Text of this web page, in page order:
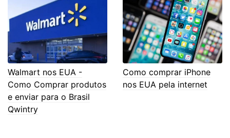
Walmart nos EUA -
Como Comprar produtos
e enviar para o Brasil
Qwintry
Como comprar iPhone
nos EUA pela internet